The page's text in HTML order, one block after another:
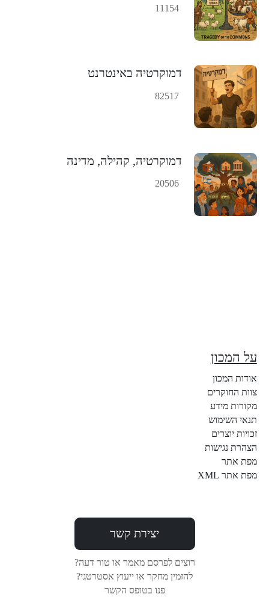
11154
דמוקרטיה באינטרנט
82517
דמוקרטיה, קהילה, מדינה
20506
על המכון
אודות המכון
צוות החוקרים
מקורות מידע
תנאי השימוש
זכויות יוצרים
הצהרת נגישות
מפת אתר
מפת אתר XML
יצירת קשר
רוצים לפרסם מאמר או טור דעה?
להזמין מחקר או ייעוץ אסטרטגי?
פנו בטופס הקשר